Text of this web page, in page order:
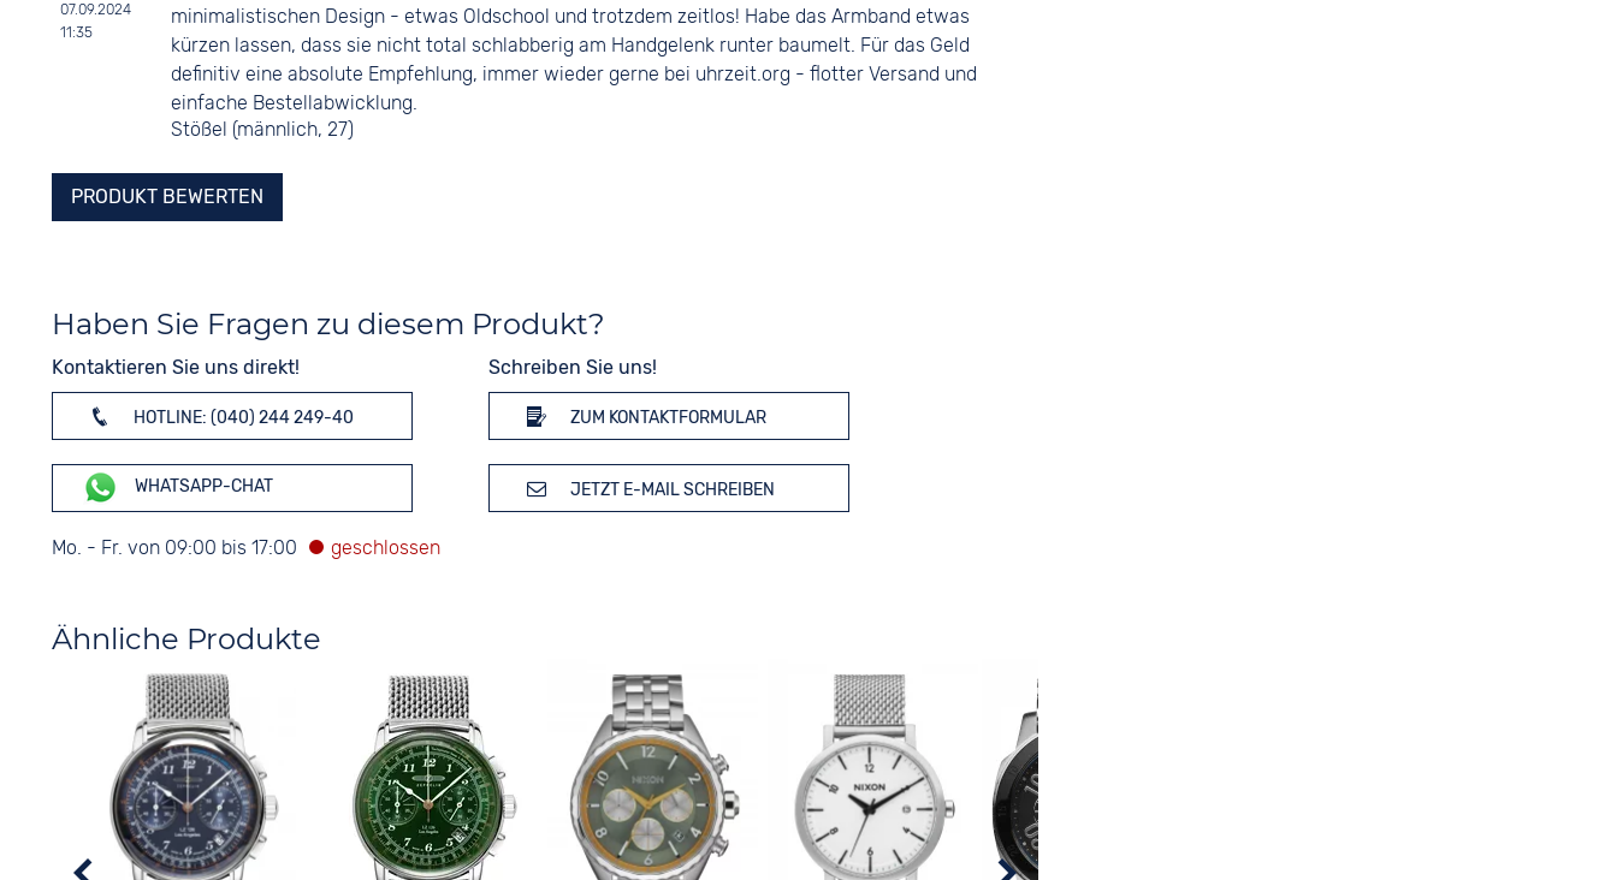
07.09.2024
11:35
minimalistischen Design - etwas Oldschool und trotzdem zeitlos! Habe das Armband etwas
kürzen lassen, dass sie nicht total schlabberig am Handgelenk runter baumelt. Für das Geld
definitiv eine absolute Empfehlung, immer wieder gerne bei uhrzeit.org - flotter Versand und
einfache Bestellabwicklung.
Stößel (männlich, 27)
PRODUKT BEWERTEN
Haben Sie Fragen zu diesem Produkt?
Kontaktieren Sie uns direkt!
HOTLINE: (040) 244 249-40
WHATSAPP-CHAT
Mo. - Fr. von 09:00 bis 17:00
Schreiben Sie uns!
ZUM KONTAKTFORMULAR
JETZT E-MAIL SCHREIBEN
Ähnliche Produkte